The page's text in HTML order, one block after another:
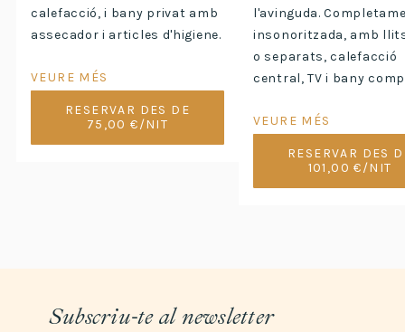
calefacció, i bany privat amb
assecador i articles d'higiene.
VEURE MÉS
RESERVAR DES DE
75,00 €/NIT
l'avinguda.
insonoritzada, amb
o separats, calefacció
central, TV i bany
VEURE MÉS
RESERVAR DES
101,00 €/NIT
Subscriu-te al newsletter